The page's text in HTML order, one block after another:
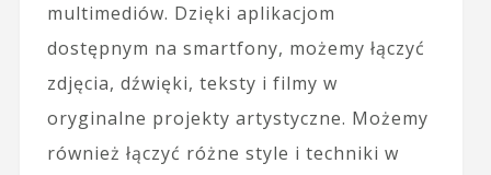
multimediów. Dzięki aplikacjom
dostępnym na smartfony, możemy łączyć
zdjęcia, dźwięki, teksty i filmy w
oryginalne projekty artystyczne. Możemy
również łączyć różne style i techniki w